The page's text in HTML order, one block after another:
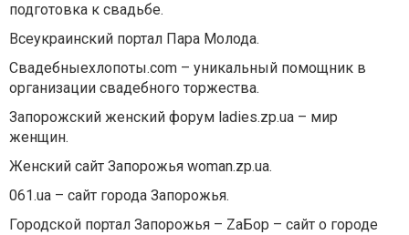
подготовка к свадьбе.
Всеукраинский портал Пара Молода.
Свадебныехлопоты.com – уникальный помощник в
организации свадебного торжества.
Запорожский женский форум ladies.zp.ua – мир
женщин.
Женский сайт Запорожья woman.zp.ua.
061.ua – сайт города Запорожья.
Городской портал Запорожья – ZаБор – сайт о городе